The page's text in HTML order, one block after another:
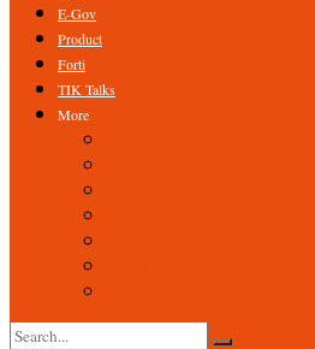
E-Gov
Product
Forti
TIK Talks
More